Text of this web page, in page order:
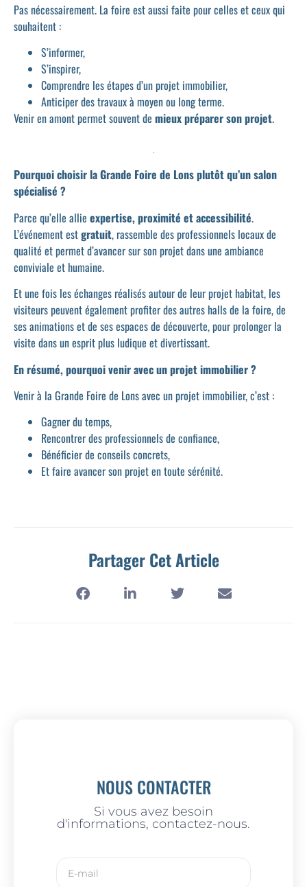
Pas nécessairement. La foire est aussi faite pour celles et ceux qui
souhaitent :
S’informer,
S’inspirer,
Comprendre les étapes d’un projet immobilier,
Anticiper des travaux à moyen ou long terme.
Venir en amont permet souvent de mieux préparer son projet.
Pourquoi choisir la Grande Foire de Lons plutôt qu’un salon
spécialisé ?
Parce qu’elle allie expertise, proximité et accessibilité.
L’événement estgratuit, rassemble des professionnels locaux de
qualité et permet d’avancer sur son projet dans une ambiance
conviviale et humaine.
Et une fois les échanges réalisés autour de leur projet habitat, les
visiteurs peuvent également profiter des autres halls de la foire, de
ses animations et de ses espaces de découverte, pour prolonger la
visite dans un esprit plus ludique et divertissant.
En résumé, pourquoi venir avec un projet immobilier ?
Venir à la Grande Foire de Lons avec un projet immobilier, c’est :
Gagner du temps,
Rencontrer des professionnels de confiance,
Bénéficier de conseils concrets,
Et faire avancer son projet en toute sérénité.
Partager Cet Article
NOUS CONTACTER
Si vous avez besoin
d'informations, contactez-nous.